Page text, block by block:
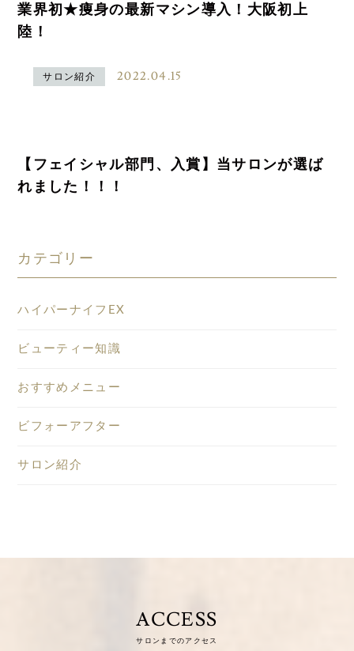
業界初★痩身の最新マシン導入！大阪初上
陸！
サロン紹介 2022.04.15
【フェイシャル部門、入賞】当サロンが選ば
れました！！！
カテゴリー
ハイパーナイフEX
ビューティー知識
おすすめメニュー
ビフォーアフター
サロン紹介
ACCESS
サロンまでのアクセス